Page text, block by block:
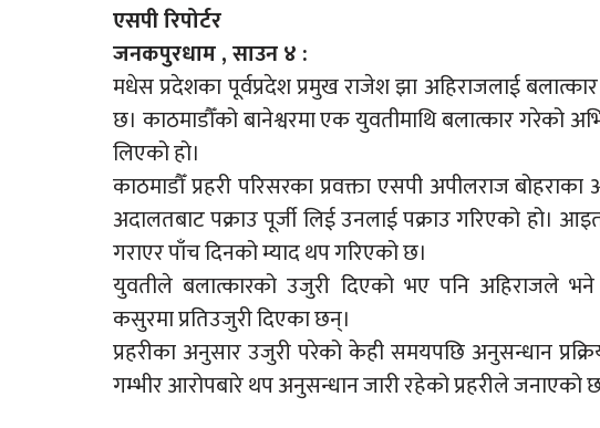
एसपी रिपोर्टर
जनकपुरधाम , साउन ४ :
मधेस प्रदेशका पूर्वप्रदेश प्रमुख राजेश झा अहिराजलाई
छ। काठमाडौँको बानेश्वरमा एक युवतीमाथि बलात्कार गरेको
लिएको हो।
काठमाडौँ प्रहरी परिसरका प्रवक्ता एसपी अपीलराज
अदालतबाट पक्राउ पूर्जी लिई उनलाई पक्राउ गरिएको हो।
गराएर पाँच दिनको म्याद थप गरिएको छ।
युवतीले बलात्कारको उजुरी दिएको भए पनि अहिराजले भने
कसुरमा प्रतिउजुरी दिएका छन्।
प्रहरीका अनुसार उजुरी परेको केही समयपछि अनुसन्धान
गम्भीर आरोपबारे थप अनुसन्धान जारी रहेको प्रहरीले जनाएको